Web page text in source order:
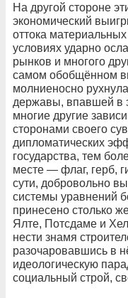
На другой стороне
экономический
оттока
условиях ударно
рынков и многого
самом обобщённом
молниеносно
державы, впавшей в
многие другие
сторонами своего
дипломатических
государства, тем
месте — флаг, герб,
сути, добровольно
системы уравнений
принесено столько
Ялте, Потсдаме и
нести знамя
разочаровавшись в
идеологическую
социальный строй,